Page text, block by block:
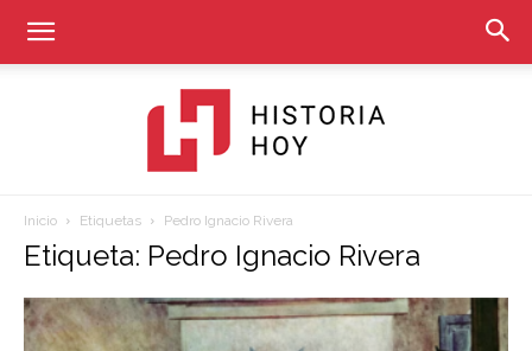
Historia
Hoy
Inicio Etiquetas Pedro Ignacio Rivera
Etiqueta: Pedro Ignacio Rivera